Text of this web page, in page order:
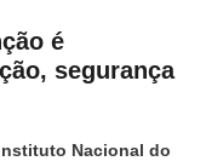
é
segurança
Nacional do